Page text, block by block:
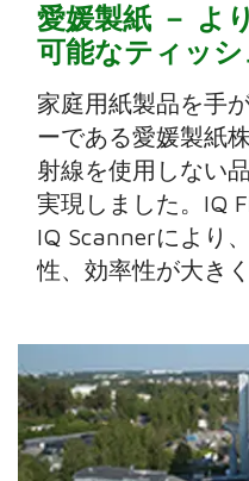
愛媛製紙 － よ
可能なティッ
家庭用紙製品を手
ーである愛媛製紙
射線を使用しない
実現しました。IQ
IQ Scannerにより
性、効率性が大き